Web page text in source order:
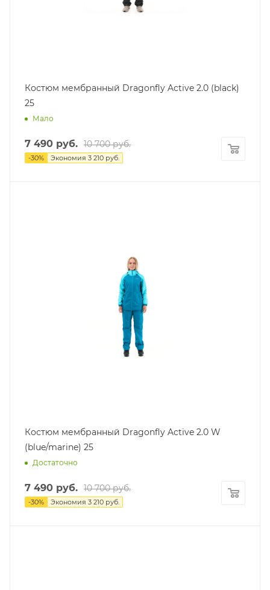
Костюм мембранный Dragonfly Active 2.0 (black)
25
Мало
7 490 руб. 10 700руб.
-30% Экономия 3 210 руб.
Костюм мембранный Dragonfly Active 2.0 W
(blue/marine) 25
Достаточно
7 490 руб. 10 700руб.
-30% Экономия 3 210 руб.